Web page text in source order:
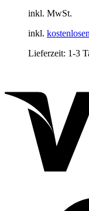
inkl. MwSt.
inkl.
Lieferzeit: 1-3